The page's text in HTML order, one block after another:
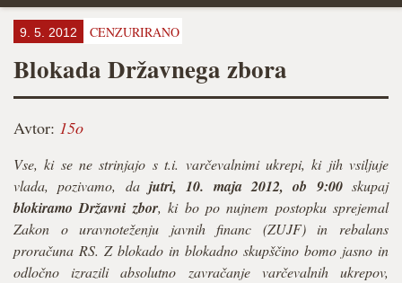
9. 5. 2012 CENZURIRANO
Blokada Državnega zbora
Avtor: 15o
Vse, ki se ne strinjajo s t.i. varčevalnimi ukrepi, ki jih vsiljuje
vlada, pozivamo, da jutri, 10. maja 2012, ob 9:00skupaj
blokiramo Državni zbor, ki bo po nujnem postopku sprejemal
Zakon o uravnoteženju javnih financ (ZUJF) in rebalans
proračuna RS. Z blokado in blokadno skupščino bomo jasno in
odločno izrazili absolutno zavračanje varčevalnih ukrepov,